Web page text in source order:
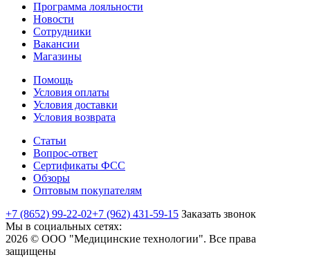
Программа лояльности
Новости
Сотрудники
Вакансии
Магазины
Помощь
Условия оплаты
Условия доставки
Условия возврата
Статьи
Вопрос-ответ
Сертификаты ФСС
Обзоры
Оптовым покупателям
+7 (8652) 99-22-02+7 (962) 431-59-15 Заказать звонок
Мы в социальных сетях:
2026 © ООО "Медицинские технологии". Все права
защищены